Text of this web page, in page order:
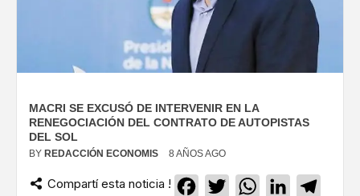
MACRI SE EXCUSÓ DE INTERVENIR EN LA
RENEGOCIACIÓN DEL CONTRATO DE AUTOPISTAS
DEL SOL
BY REDACCIÓN ECONOMIS 8 AÑOS AGO
Compartí esta noticia ! Facebook
TwitterWhatsApp
LinkedIn